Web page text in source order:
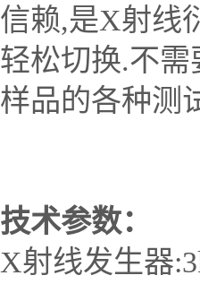
信赖,是X射线
轻松切换.不
样品的各种测
技术参数：
X射线发生器